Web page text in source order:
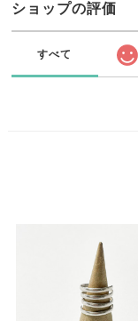
ショップの評価
すべて